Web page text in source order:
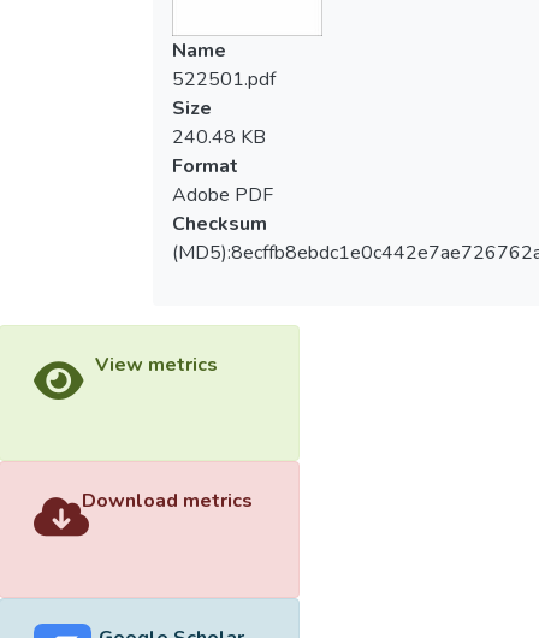
Name
522501.pdf
Size
240.48 KB
Format
Adobe PDF
Checksum
View metrics
Download metrics